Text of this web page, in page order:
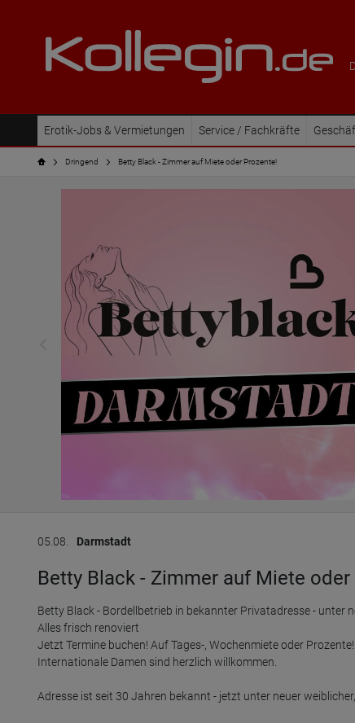
Erotik-Jobs & Vermietungen Service / Fachkräfte
Dringend Betty Black - Zimmer auf Miete oder Prozente!
05.08. Darmstadt
Betty Black - Zimmer auf Miete oder
Betty Black - Bordellbetrieb in bekannter Privatadresse - unter
Alles frisch renoviert
Jetzt Termine buchen! Auf Tages-, Wochenmiete oder
Internationale Damen sind herzlich willkommen.
Adresse ist seit 30 Jahren bekannt - jetzt unter neuer